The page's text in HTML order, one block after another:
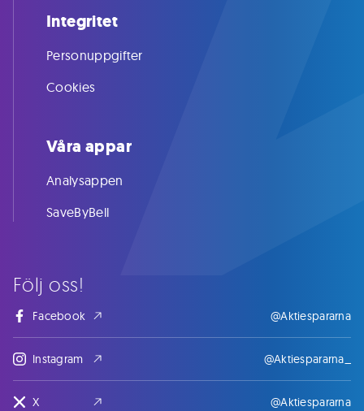
Följ oss!
Facebook @Aktiespararna
Instagram @Aktiespararna_
X @Aktiespararna
Integritet
Personuppgifter
Cookies
Våra appar
Analysappen
SaveByBell